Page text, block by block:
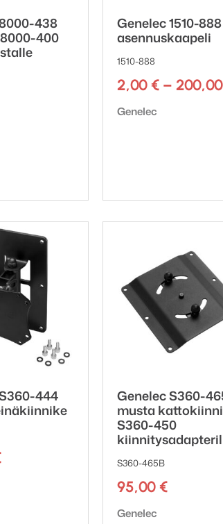
438
400
Genelec 1510-888
asennuskaapeli
1510-888
2,00 € – 200,00
Tuotemerkki:
Genelec
444
Genelec S360-
musta
S360-450
S360-465B
95,00 €
Tuotemerkki:
Genelec